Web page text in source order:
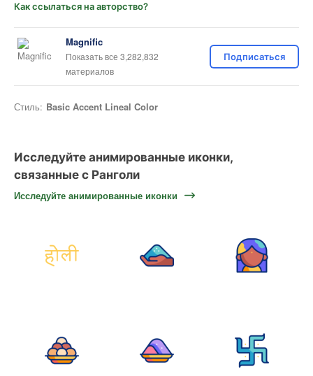
Как ссылаться на авторство?
Magnific
Показать все 3,282,832
материалов
Подписаться
Стиль: Basic Accent Lineal Color
Исследуйте анимированные иконки,
связанные с Ранголи
Исследуйте анимированные иконки